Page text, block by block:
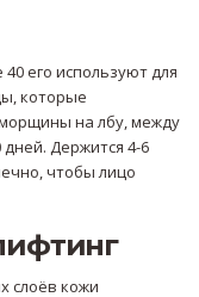
его используют для
которые
на лбу, между
дней. Держится 4-6
чтобы лицо
слоёв кожи